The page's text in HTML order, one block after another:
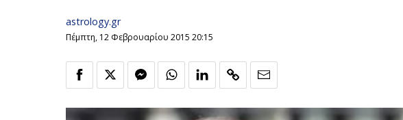
astrology.gr
Πέμπτη, 12 Φεβρουαρίου 2015 20:15